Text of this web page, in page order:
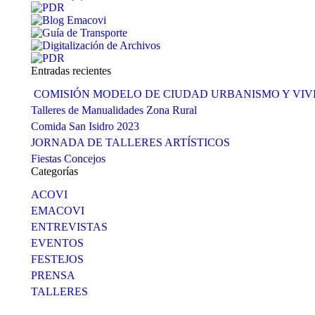
Entradas recientes
COMISIÓN MODELO DE CIUDAD URBANISMO Y
Talleres de Manualidades Zona Rural
Comida San Isidro 2023
JORNADA DE TALLERES ARTÍSTICOS
Fiestas Concejos
Categorías
ACOVI
EMACOVI
ENTREVISTAS
EVENTOS
FESTEJOS
PRENSA
TALLERES